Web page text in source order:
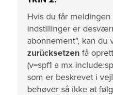
Hvis du får meldingen
indstillinger er
abonnement", kan du
zurücksetzen få
(v=spf1 a mx
som er beskrevet i
behøver så ikke at